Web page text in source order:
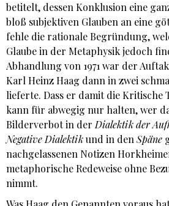
betitelt, dessen Konklusion eine
bloß subjektiven Glauben an eine
fehle die rationale Begründung,
Glaube in der Metaphysik jedoch
Abhandlung von 1971 war der
Karl Heinz Haag dann in zwei
lieferte. Dass er damit die
kann für abwegig nur halten, wer
Bilderverbot in derDialektik der
Negative Dialektikund in denSpäne
nachgelassenen Notizen
metaphorische Redeweise ohne
nimmt.